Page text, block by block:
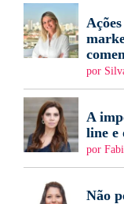
por
A
line e
por
Não